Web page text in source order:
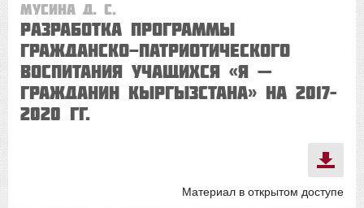
Мусина Д. С.
Разработка программы
гражданско-патриотического
воспитания учащихся «Я —
гражданин Кыргызстана» на 2017–
2020 гг.
Материал в открытом доступе